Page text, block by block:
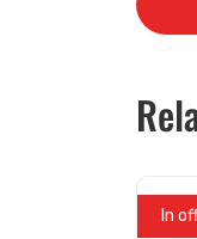
In